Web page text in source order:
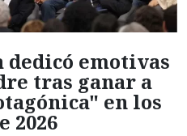
dedicó emotivas
tras ganar a
en los
2026